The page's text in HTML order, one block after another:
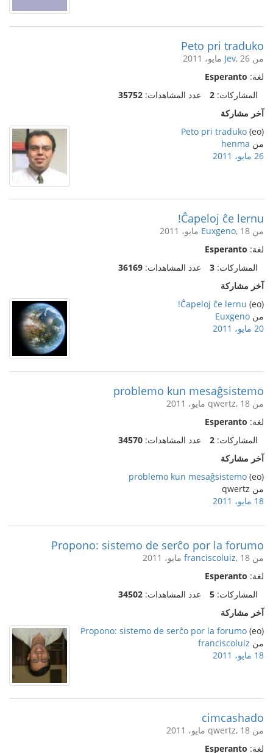
Peto pri traduko
من Jev, 26 مايو، 2011
لغة: Esperanto
المشاركات: 2 عدد المشاهدات: 35752
آخر مشاركة
(eo)
Peto pri traduko
من henma
26 مايو، 2011
Ĉapeloj ĉe lernu!
من Euxgeno, 18 مايو، 2011
لغة: Esperanto
المشاركات: 3 عدد المشاهدات: 36169
آخر مشاركة
(eo)
Ĉapeloj ĉe lernu!
من Euxgeno
20 مايو، 2011
problemo kun mesaĝsistemo
من qwertz, 18 مايو، 2011
لغة: Esperanto
المشاركات: 2 عدد المشاهدات: 34570
آخر مشاركة
(eo)
problemo kun mesaĝsistemo
من qwertz
18 مايو، 2011
Propono: sistemo de serĉo por la forumo
من franciscoluiz, 18 مايو، 2011
لغة: Esperanto
المشاركات: 5 عدد المشاهدات: 34502
آخر مشاركة
(eo)
Propono: sistemo de serĉo por la forumo
من franciscoluiz
18 مايو، 2011
cimcashado
من qwertz, 18 مايو، 2011
لغة: Esperanto